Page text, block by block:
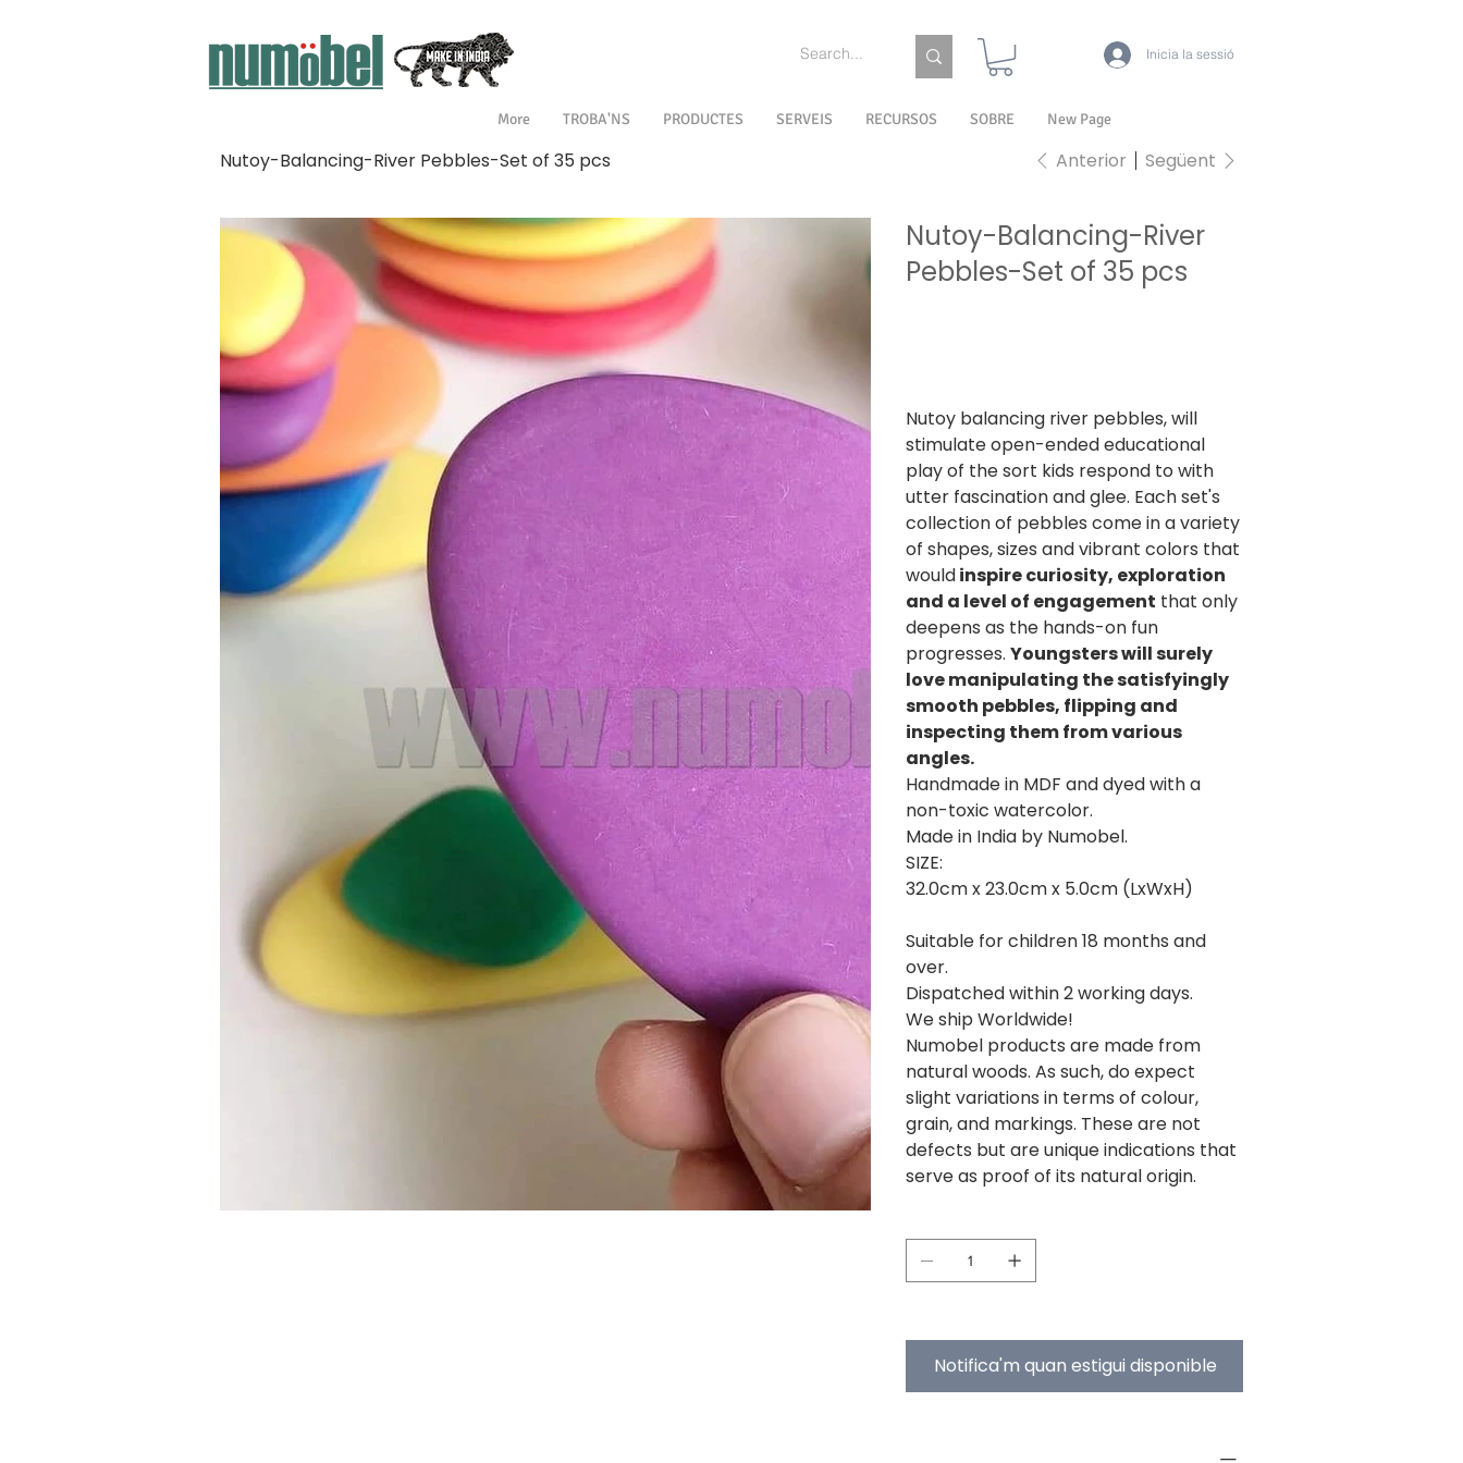
Inicia la sessió
New Page
SOBRE
RECURSOS
SERVEIS
PRODUCTES
TROBA'NS
More
Nutoy-Balancing-River Pebbles-Set of 35 pcs Anterior Següent
Nutoy-Balancing-River
Pebbles-Set of 35 pcs
Nutoy balancing river pebbles, will
stimulate open-ended educational
play of the sort kids respond to with
utter fascination and glee. Each set's
collection of pebbles come in a variety
of shapes, sizes and vibrant colors that
wouldinspire curiosity, exploration
and a level of engagement that only
deepens as the hands-on fun
progresses. Youngsters will surely
love manipulating the satisfyingly
smooth pebbles, flipping and
inspecting them from various
angles.
Handmade in MDF and dyed with a
non-toxic watercolor.
Made in India by Numobel.
SIZE:
32.0cm x 23.0cm x 5.0cm (LxWxH)
Suitable for children 18 months and
over.
Dispatched within 2 working days.
We ship Worldwide!
Numobel products are made from
natural woods. As such, do expect
slight variations in terms of colour,
grain, and markings. These are not
defects but are unique indications that
serve as proof of its natural origin.
Notifica'm quan estigui disponible